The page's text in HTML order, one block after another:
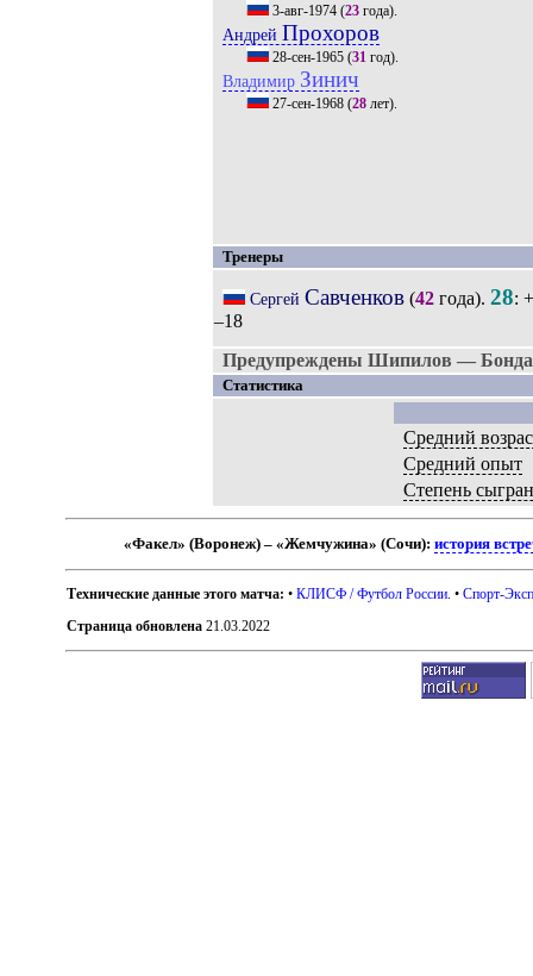
3-авг-1974(23года).
Андрей Прохоров
28-сен-1965(31год).
Владимир Зинич
27-сен-1968(28лет).
Тренеры
Сергей Савченков(42года). 28: +
–18
Предупреждены Шипилов —
Статистика
Средний
Средний опыт
Степень
«Факел» (Воронеж) – «Жемчужина» (Сочи):история
Технические данные этого матча: •КЛИСФ / Футбол России . •Спорт-
Страница обновлена 21.03.2022